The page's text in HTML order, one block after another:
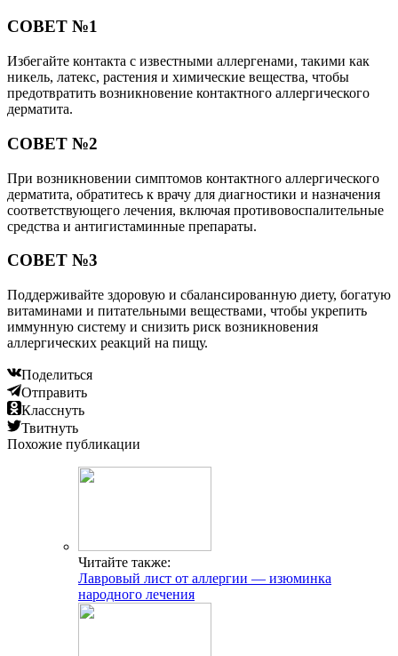
СОВЕТ №1
Избегайте контакта с известными аллергенами, такими как
никель, латекс, растения и химические вещества, чтобы
предотвратить возникновение контактного аллергического
дерматита.
СОВЕТ №2
При возникновении симптомов контактного аллергического
дерматита, обратитесь к врачу для диагностики и назначения
соответствующего лечения, включая противовоспалительные
средства и антигистаминные препараты.
СОВЕТ №3
Поддерживайте здоровую и сбалансированную диету, богатую
витаминами и питательными веществами, чтобы укрепить
иммунную систему и снизить риск возникновения
аллергических реакций на пищу.
Поделиться
Отправить
Класснуть
Твитнуть
Похожие публикации
Читайте также:
Лавровый лист от аллергии — изюминка
народного лечения